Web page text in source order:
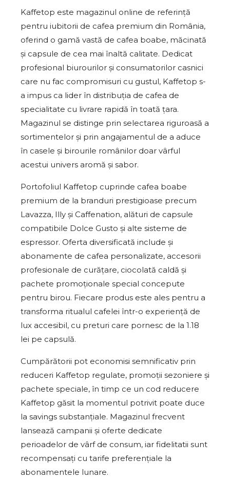
Kaffetop este magazinul online de referință
pentru iubitorii de cafea premium din România,
oferind o gamă vastă de cafea boabe, măcinată
și capsule de cea mai înaltă calitate. Dedicat
profesional biurourilor și consumatorilor casnici
care nu fac compromisuri cu gustul, Kaffetop s-
a impus ca lider în distribuția de cafea de
specialitate cu livrare rapidă în toată țara.
Magazinul se distinge prin selectarea riguroasă a
sortimentelor și prin angajamentul de a aduce
în casele și birourile românilor doar vârful
acestui univers aromă și sabor.
Portofoliul Kaffetop cuprinde cafea boabe
premium de la branduri prestigioase precum
Lavazza, Illy și Caffenation, alături de capsule
compatibile Dolce Gusto și alte sisteme de
espressor. Oferta diversificată include și
abonamente de cafea personalizate, accesorii
profesionale de curățare, ciocolată caldă și
pachete promoționale special concepute
pentru birou. Fiecare produs este ales pentru a
transforma ritualul cafelei într-o experiență de
lux accesibil, cu preturi care pornesc de la 1.18
lei pe capsulă.
Cumpărătorii pot economisi semnificativ prin
reduceri Kaffetop regulate, promoții sezoniere și
pachete speciale, în timp ce un cod reducere
Kaffetop găsit la momentul potrivit poate duce
la savings substanțiale. Magazinul frecvent
lansează campanii și oferte dedicate
perioadelor de vârf de consum, iar fidelitatii sunt
recompensați cu tarife preferențiale la
abonamentele lunare.